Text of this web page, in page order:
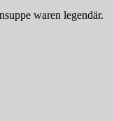
waren legendär.